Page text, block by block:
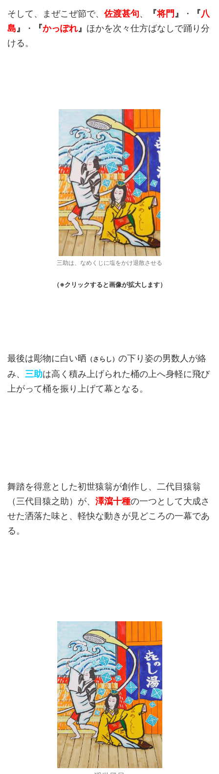
そして、まぜこぜ節で、佐渡甚句、 『将門 』 ・ 『八
島 』 ・ 『かっぽれ』 ほかを次々仕方ばなしで踊り分
ける。
三助は、なめくじに塩をかけ退散させる
（※クリックすると画像が拡大します）
最後は彫物に白い晒 （さらし） の下り姿の男数人が絡
み、 三助は高く積み上げられた桶の上へ身軽に飛び
上がって桶を振り上げて幕となる。
舞踏を得意とした初世猿翁が創作し、二代目猿翁
（三代目猿之助）が、 澤瀉十種の一つとして大成さ
せた洒落た味と、軽快な動きが見どころの一幕であ
る。